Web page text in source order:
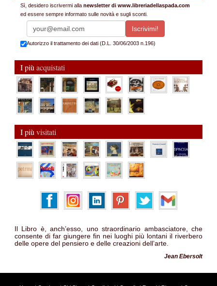
Sì, desidero iscrivermi alla newsletter di www.libreriadellaspada.com
ed essere sempre informato sulle novità e sugli sconti.
Autorizzo il trattamento dei dati (D.L. 30/06/2003 n.196)
I più acquistati
I più visitati
Il Libro è, anch’esso, uno straordinario ambasciatore, che
consente di far giungere fin nei luoghi più lontani il riverbero
delle opere del pensiero e delle creazioni dell’arte.
Jean Ebersolt